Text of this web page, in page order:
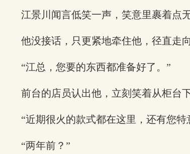
江景川闻言低笑一声，笑意里裹着点无
他没接话，只更紧地牵住他，径直走
“江总，您要的东西都准备好了。”
前台的店员认出他，立刻笑着从柜台
“近期很火的款式都在这里，还有您
“两年前？”